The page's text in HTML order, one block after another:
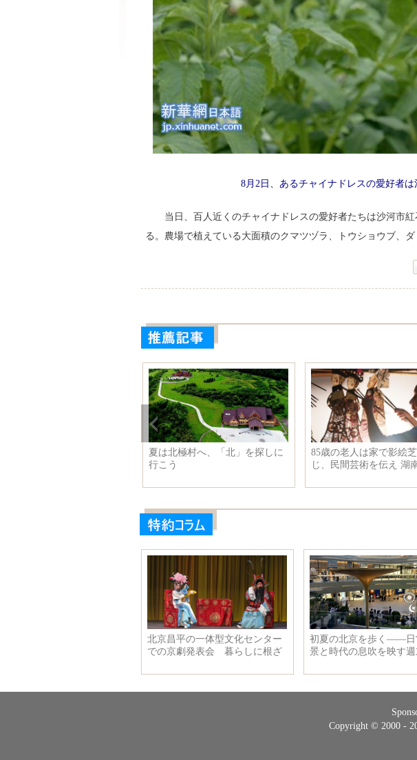
8月2日、あるチャイナドレスの愛好者は
当日、百人近くのチャイナドレスの愛好者たちは沙河市
る。農場で植えている大面積のクマツヅラ、トウショウブ、
『北京2022年冬季五輪招致成功2
周年』記念封筒が北京で発表
600年を越えた中国の
が世界を驚嘆させる
Copyright © 2000 -